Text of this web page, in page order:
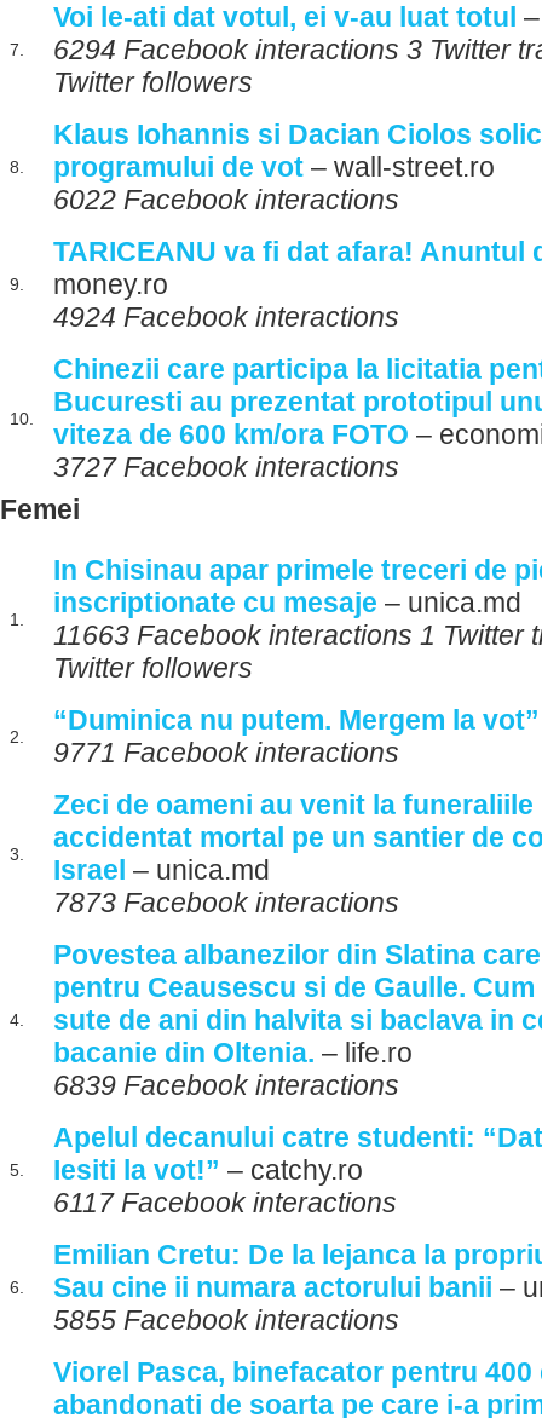
7.
Voi le-ati dat votul, ei v-au luat totul
6294 Facebook interactions 3 Twitter
Twitter followers
8.
Klaus Iohannis si Dacian Ciolos
programului de vot – wall-street.ro
6022 Facebook interactions
9.
TARICEANU va fi dat afara! Anuntul
money.ro
4924 Facebook interactions
10.
Chinezii care participa la licitatia
Bucuresti au prezentat prototipul
viteza de 600 km/ora FOTO –
3727 Facebook interactions
Femei
1.
In Chisinau apar primele treceri de
inscriptionate cu mesaje – unica.md
11663 Facebook interactions 1 Twitter
Twitter followers
2.
“Duminica nu putem. Mergem la vot”
9771 Facebook interactions
3.
Zeci de oameni au venit la
accidentat mortal pe un santier de
Israel – unica.md
7873 Facebook interactions
4.
Povestea albanezilor din Slatina
pentru Ceausescu si de Gaulle.
sute de ani din halvita si baclava in
bacanie din Oltenia. – life.ro
6839 Facebook interactions
5.
Apelul decanului catre studenti:
Iesiti la vot!” – catchy.ro
6117 Facebook interactions
6.
Emilian Cretu: De la lejanca la
Sau cine ii numara actorului banii –
5855 Facebook interactions
Viorel Pasca, binefacator pentru 400
abandonati de soarta pe care i-a